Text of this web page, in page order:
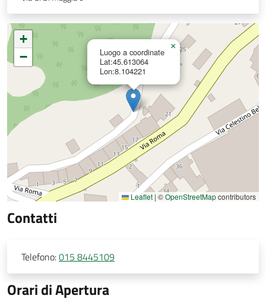
Luogo a coordinate
Lat:45.613064
Lon:8.104221
×
+
−
Leaflet | ©OpenStreetMapcontributors
Contatti
Telefono:015 8445109
Orari di Apertura